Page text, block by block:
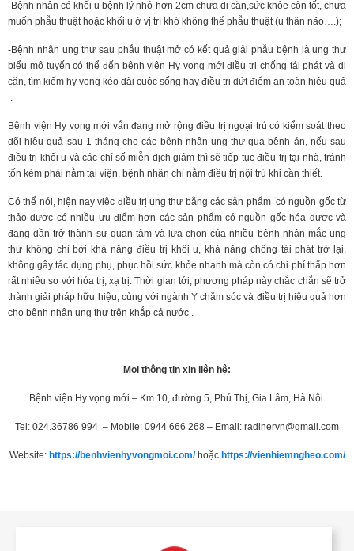
-Bệnh nhân có khối u bệnh lý nhỏ hơn 2cm chưa di căn,sức khỏe còn tốt, chưa
muốn phẫu thuật hoặc khối u ở vị trí khó không thể phẫu thuật (u thân não….);
-Bệnh nhân ung thư sau phẫu thuật mở có kết quả giải phẫu bệnh là ung thư
biểu mô tuyến có thể đến bệnh viện Hy vọng mới điều trị chống tái phát và di
căn, tìm kiếm hy vọng kéo dài cuộc sống hay điều trị dứt điểm an toàn hiệu quả
.
Bệnh viện Hy vọng mới vẫn đang mở rộng điều trị ngoại trú có kiểm soát theo
dõi hiệu quả sau 1 tháng cho các bệnh nhân ung thư qua bệnh án, nếu sau
điều trị khối u và các chỉ số miễn dịch giảm thì sẽ tiếp tục điều trị tại nhà, tránh
tốn kém phải nằm tại viện, bệnh nhân chỉ nằm điều trị nội trú khi cần thiết.
Có thể nói, hiện nay việc điều trị ung thư bằng các sản phẩm có nguồn gốc từ
thảo dược có nhiều ưu điểm hơn các sản phẩm có nguồn gốc hóa dược và
đang dần trở thành sự quan tâm và lựa chọn của nhiều bệnh nhân mắc ung
thư không chỉ bởi khả năng điều trị khối u, khả năng chống tái phát trở lại,
không gây tác dụng phụ, phục hồi sức khỏe nhanh mà còn có chi phí thấp hơn
rất nhiều so với hóa trị, xạ trị. Thời gian tới, phương pháp này chắc chắn sẽ trở
thành giải pháp hữu hiệu, cùng với ngành Y chăm sóc và điều trị hiệu quả hơn
cho bệnh nhân ung thư trên khắp cả nước .
Mọi thông tin xin liên hệ:
Bệnh viện Hy vọng mới – Km 10, đường 5, Phú Thị, Gia Lâm, Hà Nội.
Tel: 024.36786 994 – Mobile: 0944 666 268 – Email: radinervn@gmail.com
Website: https://benhvienhyvongmoi.com/hoặc https://vienhiemngheo.com/